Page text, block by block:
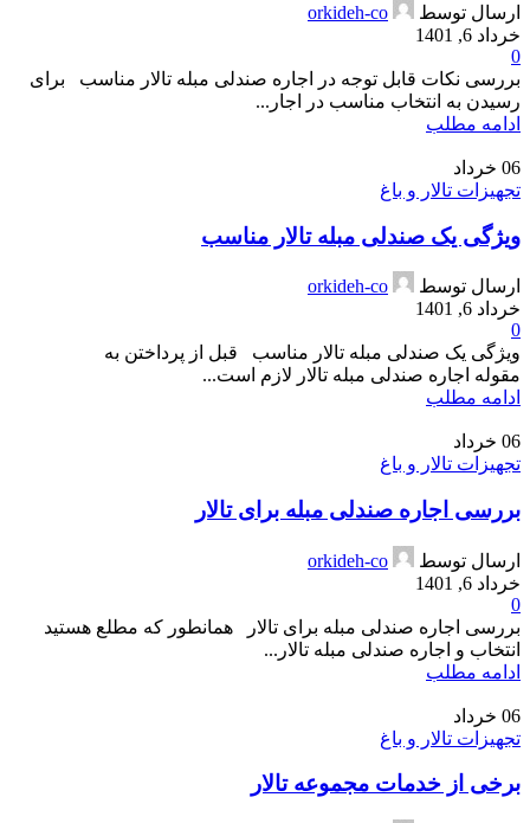
ارسال توسط
orkideh-co
خرداد 6, 1401
0
بررسی نکات قابل توجه در اجاره صندلی مبله تالار مناسب برای
رسیدن به انتخاب مناسب در اجار...
ادامه مطلب
06 خرداد
تجهیزات تالار و باغ
ویژگی یک صندلی مبله تالار مناسب
ارسال توسط
orkideh-co
خرداد 6, 1401
0
ویژگی یک صندلی مبله تالار مناسب قبل از پرداختن به
مقوله اجاره صندلی مبله تالار لازم است...
ادامه مطلب
06 خرداد
تجهیزات تالار و باغ
بررسی اجاره صندلی مبله برای تالار
ارسال توسط
orkideh-co
خرداد 6, 1401
0
بررسی اجاره صندلی مبله برای تالار همانطور که مطلع هستید
انتخاب و اجاره صندلی مبله تالار...
ادامه مطلب
06 خرداد
تجهیزات تالار و باغ
برخی از خدمات مجموعه تالار